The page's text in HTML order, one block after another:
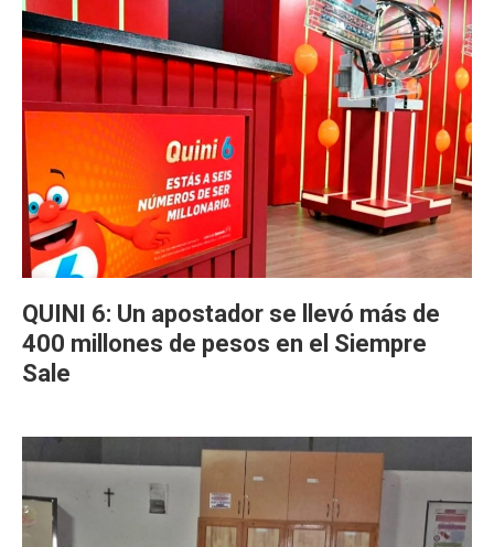
QUINI 6: Un apostador se llevó más de
400 millones de pesos en el Siempre
Sale